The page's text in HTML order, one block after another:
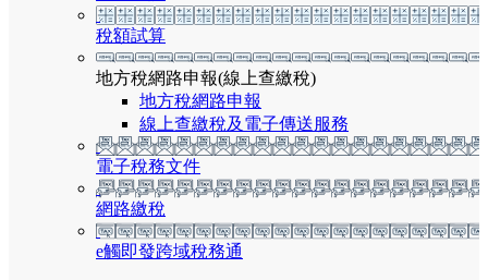
稅額試算
地方稅網路申報(線上查繳稅)
地方稅網路申報
線上查繳稅及電子傳送服務
電子稅務文件
網路繳稅
e觸即發跨域稅務通